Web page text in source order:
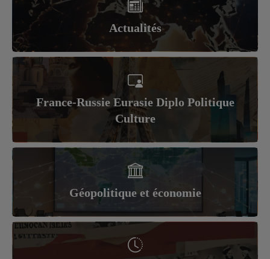
Actualités
France-Russie Eurasie Diplo Politique
Culture
Géopolitique et économie